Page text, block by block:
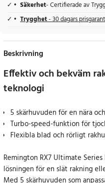
Säkerhet- Certifierade av
Trygghet- 30 dagars
Beskrivning
Effektiv och bekväm
teknologi
5 skärhuvuden för en nära
Turbo-speed-funktion för
Flexibla blad och rörligt
Remington RX7 Ultimate
lösningen för en slät rakning